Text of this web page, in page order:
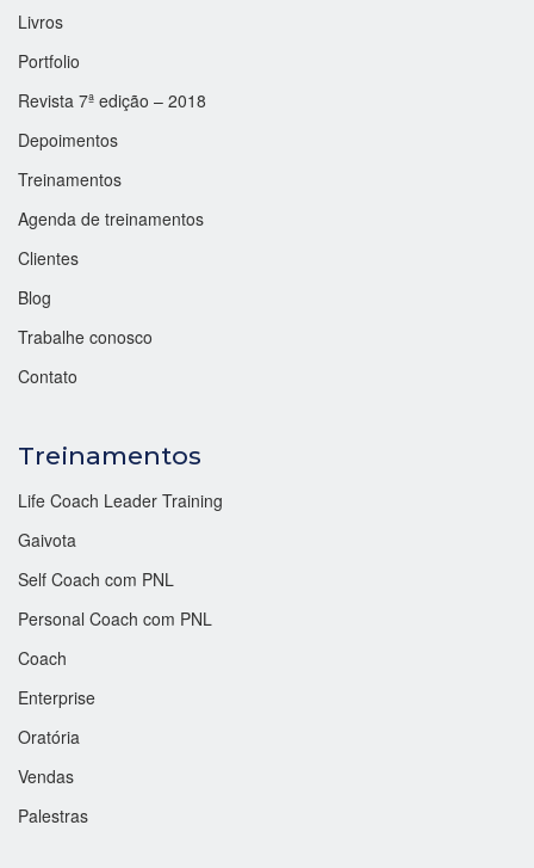
Livros
Portfolio
Revista 7ª edição – 2018
Depoimentos
Treinamentos
Agenda de treinamentos
Clientes
Blog
Trabalhe conosco
Contato
Treinamentos
Life Coach Leader Training
Gaivota
Self Coach com PNL
Personal Coach com PNL
Coach
Enterprise
Oratória
Vendas
Palestras